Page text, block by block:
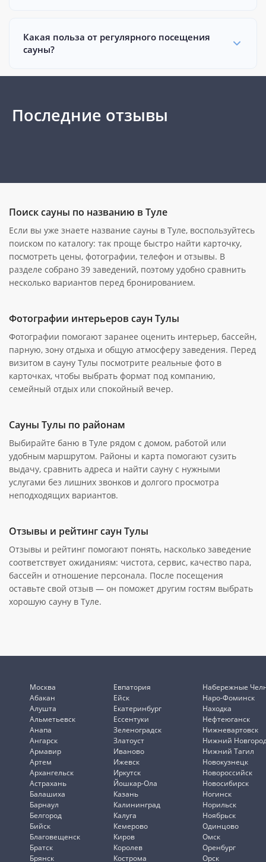
Какая польза от регулярного посещения
сауны?
Последние отзывы
Поиск сауны по названию в Туле
Если вы уже знаете название сауны в Туле, воспользуйтесь
поиском по каталогу: так проще быстро найти карточку,
посмотреть цены, фотографии, телефон и отзывы. В
разделе собрано 39 заведений, поэтому удобно сравнить
несколько вариантов перед бронированием.
Фотографии интерьеров саун Тулы
Фотографии помогают заранее оценить интерьер, бассейн,
парную, зону отдыха и общую атмосферу заведения. Перед
визитом в сауну Тулы посмотрите реальные фото в
карточках, чтобы выбрать формат под компанию,
семейный отдых или спокойный вечер.
Сауны Тулы по районам
Выбирайте баню в Туле рядом с домом, работой или
удобным маршрутом. Районы и карта помогают сузить
выдачу, сравнить адреса и найти сауну с нужными
услугами без лишних звонков и долгого просмотра
неподходящих вариантов.
Отзывы и рейтинг саун Тулы
Отзывы и рейтинг помогают понять, насколько заведение
соответствует ожиданиям: чистота, сервис, качество пара,
бассейн и отношение персонала. После посещения
оставьте свой отзыв — он поможет другим гостям выбрать
хорошую сауну в Туле.
Москва
Абакан
Алушта
Альметьевск
Анапа
Ангарск
Армавир
Артем
Архангельск
Астрахань
Балашиха
Барнаул
Белгород
Бийск
Благовещенск
Братск
Брянск
Евпатория
Ейск
Екатеринбург
Ессентуки
Зеленоградск
Златоуст
Иваново
Ижевск
Иркутск
Йошкар-Ола
Казань
Калининград
Калуга
Кемерово
Киров
Королев
Кострома
Набережные
Наро-Фоминск
Находка
Нефтеюганск
Нижневартовск
Нижний
Нижний Тагил
Новокузнецк
Новороссийск
Новосибирск
Ногинск
Норильск
Ноябрьск
Одинцово
Омск
Оренбург
Орск